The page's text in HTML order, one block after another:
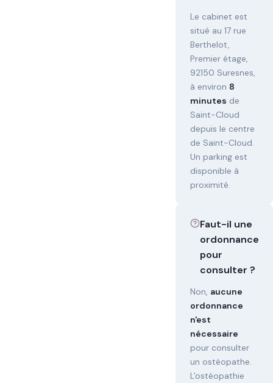
Le cabinet est
situé au 17 rue
Berthelot,
Premier étage,
92150 Suresnes,
à environ 8
minutes de
Saint-Cloud
depuis le centre
de Saint-Cloud.
Un parking est
disponible à
proximité.
Faut-il une
ordonnance
pour
consulter ?
Non, aucune
ordonnance
n'est
nécessaire
pour consulter
un ostéopathe.
L'ostéopathie